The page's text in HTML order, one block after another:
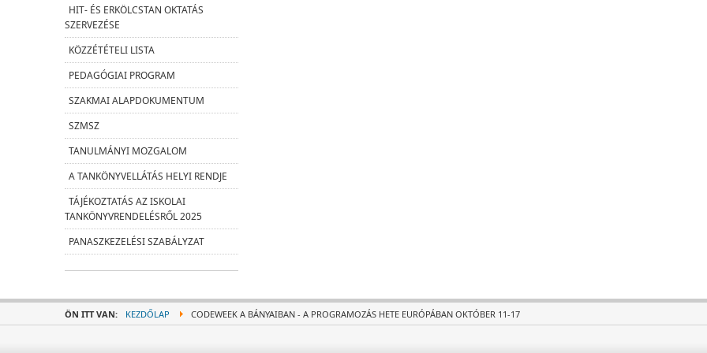
HIT- ÉS ERKÖLCSTAN OKTATÁS
SZERVEZÉSE
KÖZZÉTÉTELI LISTA
PEDAGÓGIAI PROGRAM
SZAKMAI ALAPDOKUMENTUM
SZMSZ
TANULMÁNYI MOZGALOM
A TANKÖNYVELLÁTÁS HELYI RENDJE
TÁJÉKOZTATÁS AZ ISKOLAI
TANKÖNYVRENDELÉSRŐL 2025
PANASZKEZELÉSI SZABÁLYZAT
ÖN ITT VAN: KEZDŐLAP CODEWEEK A BÁNYAIBAN - A PROGRAMOZÁS HETE EURÓPÁBAN OKTÓBER 11-17